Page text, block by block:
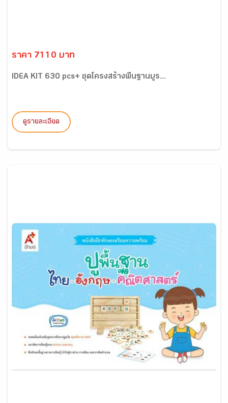
ราคา 7110 บาท
IDEA KIT 630 pcs+ ชุดโครงสร้างพื้นฐานบูร...
ดูรายละเอียด